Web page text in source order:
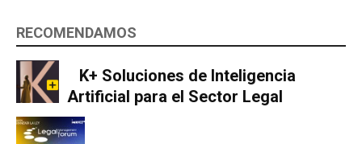
RECOMENDAMOS
K+ Soluciones de Inteligencia
Artificial para el Sector Legal